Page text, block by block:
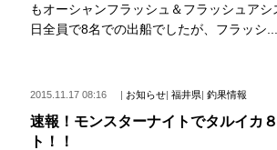
もオーシャンフラッシュ＆フラッシュアシ
日全員で8名での出船でしたが、フラッシ...
2015.11.17 08:16 | お知らせ|福井県|釣果情報
速報！モンスターナイトでタルイカ
ト！！